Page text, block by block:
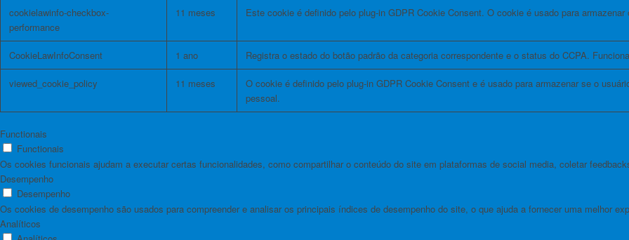
cookielawinfo-checkbox-
performance
11 meses Este cookie é definido pelo plug-in GDPR Cookie Consent. O cookie é usado para
CookieLawInfoConsent 1 ano Registra o estado do botão padrão da categoria correspondente e o status do CCPA.
viewed_cookie_policy 11 meses
O cookie é definido pelo plug-in GDPR Cookie Consent e é usado para armazenar se o
pessoal.
Functionais
Functionais
Os cookies funcionais ajudam a executar certas funcionalidades, como compartilhar o conteúdo do site em plataformas de social media, coletar
Desempenho
Desempenho
Os cookies de desempenho são usados ​​para compreender e analisar os principais índices de desempenho do site, o que ajuda a fornecer uma melhor
Analíticos